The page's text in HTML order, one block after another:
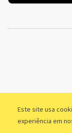
Este site usa
experiência em